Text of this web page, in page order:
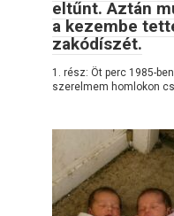
eltűnt. Aztán
a kezembe
zakódíszét.
1. rész: Öt perc 1985-
szerelmem homlokon